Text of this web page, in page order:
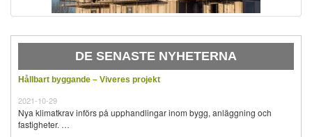
DE SENASTE NYHETERNA
Hållbart byggande – Viveres projekt
2021-10-29
Nya klimatkrav införs på upphandlingar inom bygg, anläggning och
fastigheter. …